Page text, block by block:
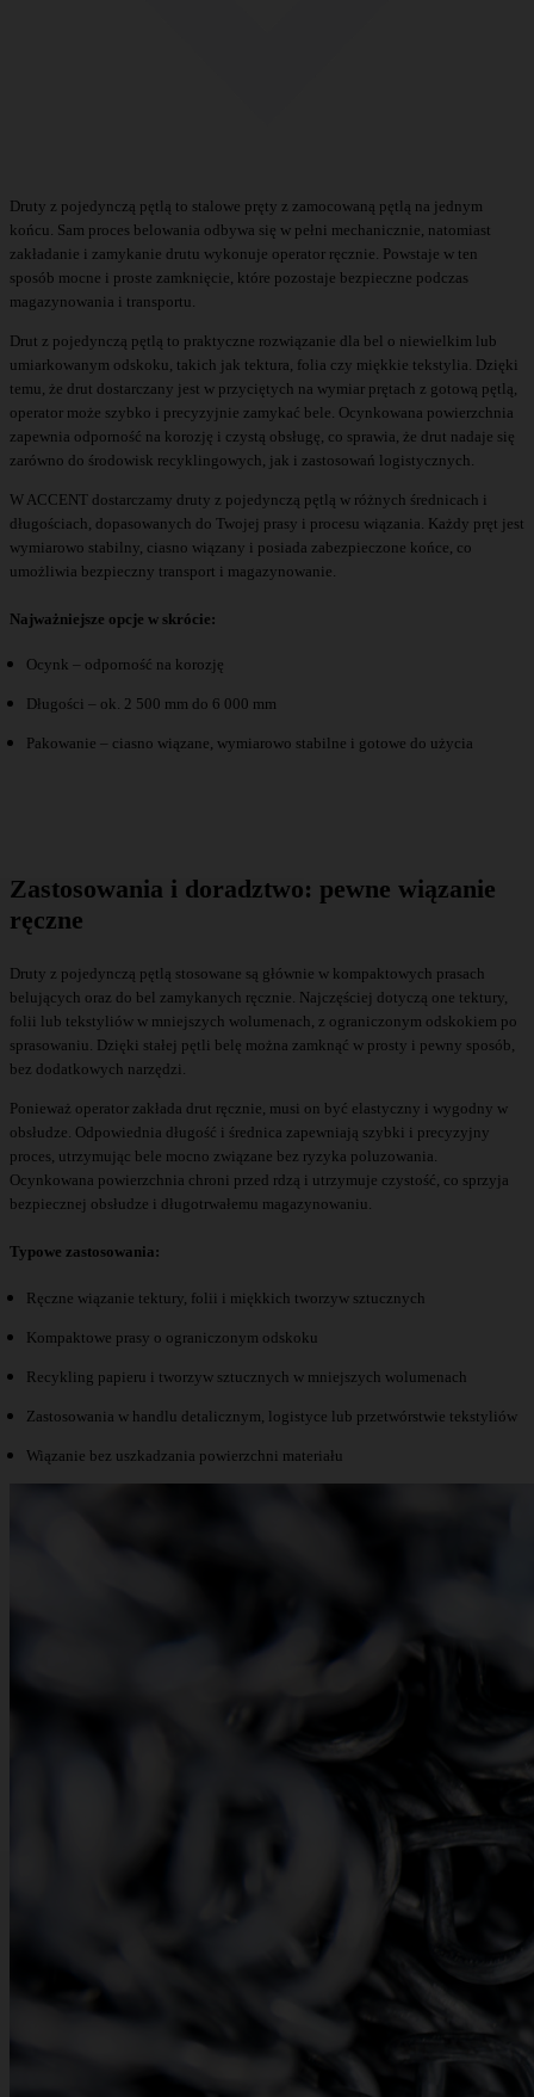
Druty z pojedynczą pętlą to stalowe pręty z zamocowaną pętlą na jednym
końcu. Sam proces belowania odbywa się w pełni mechanicznie, natomiast
zakładanie i zamykanie drutu wykonuje operator ręcznie. Powstaje w ten
sposób mocne i proste zamknięcie, które pozostaje bezpieczne podczas
magazynowania i transportu.
Drut z pojedynczą pętlą to praktyczne rozwiązanie dla bel o niewielkim lub
umiarkowanym odskoku, takich jak tektura, folia czy miękkie tekstylia. Dzięki
temu, że drut dostarczany jest w przyciętych na wymiar prętach z gotową pętlą,
operator może szybko i precyzyjnie zamykać bele. Ocynkowana powierzchnia
zapewnia odporność na korozję i czystą obsługę, co sprawia, że drut nadaje się
zarówno do środowisk recyklingowych, jak i zastosowań logistycznych.
W ACCENT dostarczamy druty z pojedynczą pętlą w różnych średnicach i
długościach, dopasowanych do Twojej prasy i procesu wiązania. Każdy pręt jest
wymiarowo stabilny, ciasno wiązany i posiada zabezpieczone końce, co
umożliwia bezpieczny transport i magazynowanie.
Najważniejsze opcje w skrócie:
Ocynk – odporność na korozję
Długości – ok. 2 500 mm do 6 000 mm
Pakowanie – ciasno wiązane, wymiarowo stabilne i gotowe do użycia
Zastosowania i doradztwo: pewne wiązanie
ręczne
Druty z pojedynczą pętlą stosowane są głównie w kompaktowych prasach
belujących oraz do bel zamykanych ręcznie. Najczęściej dotyczą one tektury,
folii lub tekstyliów w mniejszych wolumenach, z ograniczonym odskokiem po
sprasowaniu. Dzięki stałej pętli belę można zamknąć w prosty i pewny sposób,
bez dodatkowych narzędzi.
Ponieważ operator zakłada drut ręcznie, musi on być elastyczny i wygodny w
obsłudze. Odpowiednia długość i średnica zapewniają szybki i precyzyjny
proces, utrzymując bele mocno związane bez ryzyka poluzowania.
Ocynkowana powierzchnia chroni przed rdzą i utrzymuje czystość, co sprzyja
bezpiecznej obsłudze i długotrwałemu magazynowaniu.
Typowe zastosowania:
Ręczne wiązanie tektury, folii i miękkich tworzyw sztucznych
Kompaktowe prasy o ograniczonym odskoku
Recykling papieru i tworzyw sztucznych w mniejszych wolumenach
Zastosowania w handlu detalicznym, logistyce lub przetwórstwie tekstyliów
Wiązanie bez uszkadzania powierzchni materiału